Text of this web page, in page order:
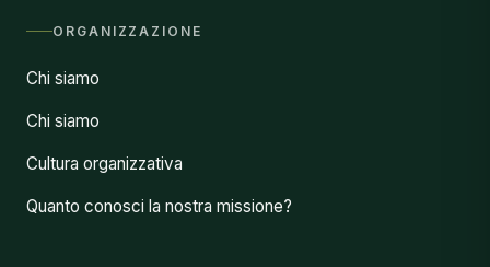
ORGANIZZAZIONE
Chi siamo
Chi siamo
Cultura organizzativa
Quanto conosci la nostra missione?